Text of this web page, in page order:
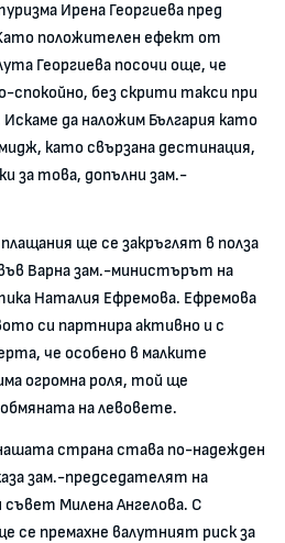
Ирена Георгиева пред
положителен ефект от
Георгиева посочи още, че
без скрити такси при
да наложим България като
като свързана дестинация,
за това, допълни зам.-
ще се закръглят в полза
Варна зам.-министърът на
Наталия Ефремова. Ефремова
си партнира активно и с
че особено в малките
огромна роля, той ще
на левовете.
страна става по-надежден
зам.-председателят на
съвет Милена Ангелова. С
се премахне валутният риск за